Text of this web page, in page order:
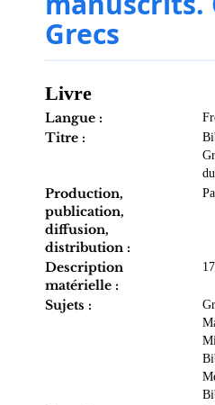
Grecs
Livre
Langue :
Titre :
Production,
publication,
diffusion,
distribution :
Description
matérielle :
Sujets :